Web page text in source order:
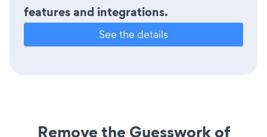
features and integrations.
See the details
Remove the Guesswork of